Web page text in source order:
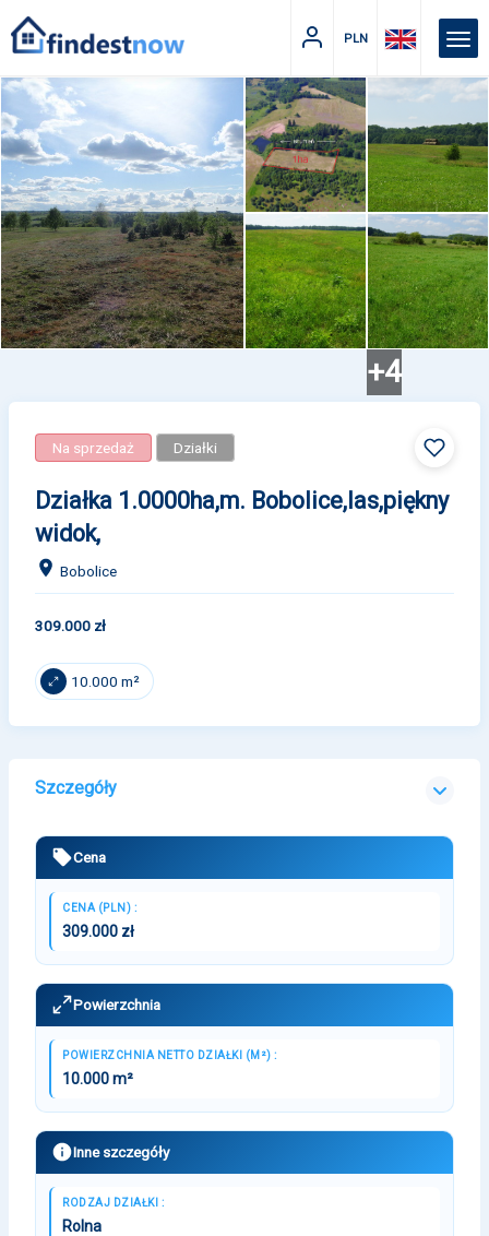
PLN
+4
Na sprzedaż Działki
Działka 1.0000ha,m. Bobolice,las,piękny
widok,
Bobolice
309.000 zł
10.000 m²
Szczegóły
Cena
CENA (PLN) :
309.000 zł
Powierzchnia
POWIERZCHNIA NETTO DZIAŁKI (M²) :
10.000 m²
Inne szczegóły
RODZAJ DZIAŁKI :
Rolna